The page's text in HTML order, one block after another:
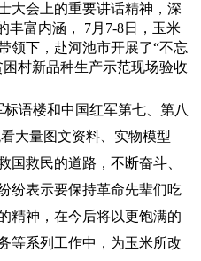
大会上的重要讲话精神，深
丰富内涵， 7月7-8日，玉米
领下，赴河池市开展了“不忘
村新品种生产示范现场验收
语楼和中国红军第七、第八
大量图文资料、实物模型
国救民的道路，不断奋斗、
纷表示要保持革命先辈们吃
精神，在今后将以更饱满的
等系列工作中，为玉米所改